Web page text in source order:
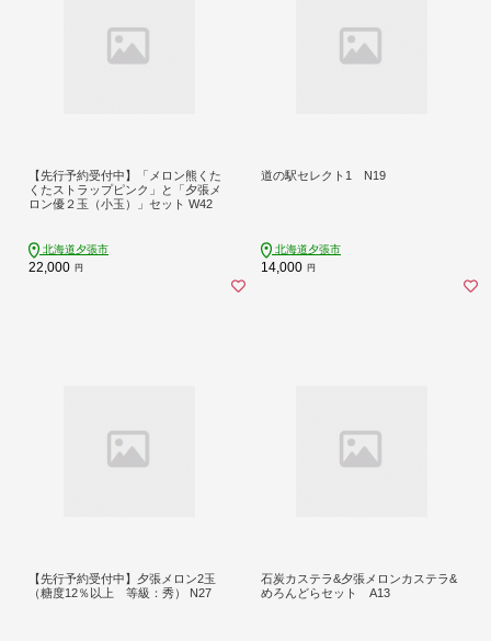
【先行予約受付中】「メロン熊くた
くたストラップピンク」と「夕張メ
ロン優２玉（小玉）」セット W42
北海道夕張市
22,000 円
道の駅セレクト1 N19
北海道夕張市
14,000 円
【先行予約受付中】夕張メロン2玉
（糖度12％以上 等級：秀） N27
石炭カステラ&夕張メロンカステラ&
めろんどらセット A13